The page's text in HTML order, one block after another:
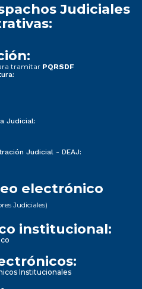
Judiciales
tramitar PQRSDF
Judicial:
Judicial - DEAJ:
electrónico
Judiciales)
institucional:
Institucionales